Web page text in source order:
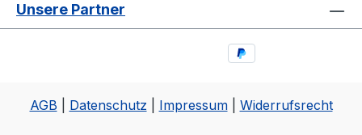
Unsere Partner
AGB Datenschutz Impressum| Widerrufsrecht